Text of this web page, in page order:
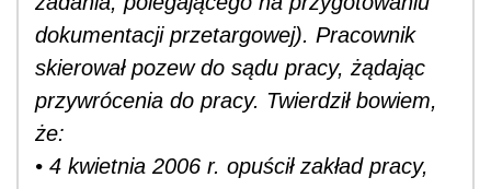
dokumentacji przetargowej). Pracownik
skierował pozew do sądu pracy, żądając
przywrócenia do pracy. Twierdził bowiem,
że:
• 4 kwietnia 2006 r. opuścił zakład pracy,